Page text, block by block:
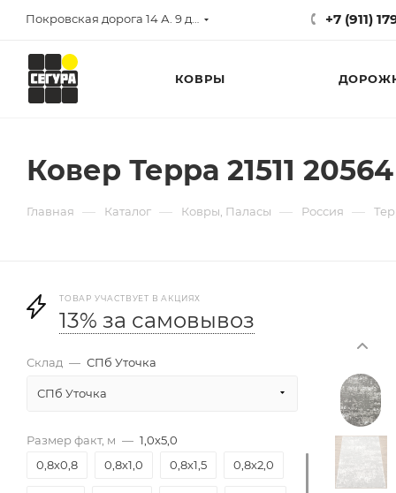
+7 (911)
КОВРЫ
Ковер Терра 21511
Главная — Каталог — Ковры, Паласы — Россия —
ТОВАР УЧАСТВУЕТ В АКЦИЯХ
13% за самовывоз
Склад — СПб Уточка
СПб Уточка
Размер факт, м — 1,0х5,0
0,8х0,8
0,8х1,0 0,8х1,5 0,8х2,0